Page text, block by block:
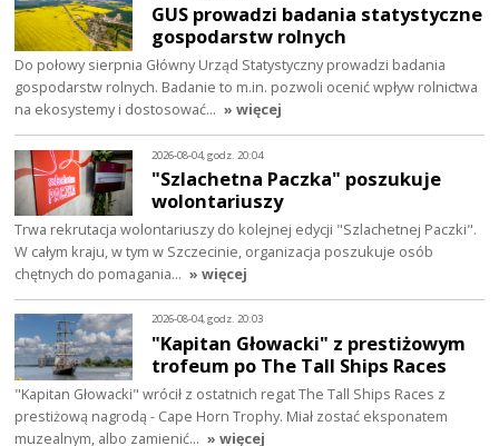
GUS prowadzi badania statystyczne
gospodarstw rolnych
Do połowy sierpnia Główny Urząd Statystyczny prowadzi badania
gospodarstw rolnych. Badanie to m.in. pozwoli ocenić wpływ rolnictwa
na ekosystemy i dostosować… » więcej
2026-08-04, godz. 20:04
"Szlachetna Paczka" poszukuje
wolontariuszy
Trwa rekrutacja wolontariuszy do kolejnej edycji "Szlachetnej Paczki".
W całym kraju, w tym w Szczecinie, organizacja poszukuje osób
chętnych do pomagania… » więcej
2026-08-04, godz. 20:03
"Kapitan Głowacki" z prestiżowym
trofeum po The Tall Ships Races
"Kapitan Głowacki" wrócił z ostatnich regat The Tall Ships Races z
prestiżową nagrodą - Cape Horn Trophy. Miał zostać eksponatem
muzealnym, albo zamienić… » więcej